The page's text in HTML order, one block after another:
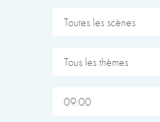
Toutes les scènes
Tous les thèmes
09:00